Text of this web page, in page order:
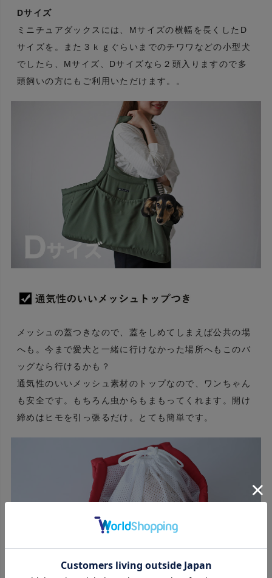
Dサイズ
ミニチュアダックスには、Mサイズの横幅を長くしたD
サイズを。また３ｋｇぐらいまでのチワワなどの小型犬
でしたら、Mサイズ、Dサイズなら２頭入りますので多
頭飼いの方にもご利用いただけます。。
メッシュの蓋つきなので、蓋をしめてしまえば公共の場
へも。今まで愛犬と一緒に行けなかった場所へもこのバ
ッグなら行けるかも？
通気性のいいメッシュ素材のトップなので、ワンちゃん
も安全です。もちろん虫からもまもってくれます。開け
締めはヒモを引っ張るだけ。とても簡単です。